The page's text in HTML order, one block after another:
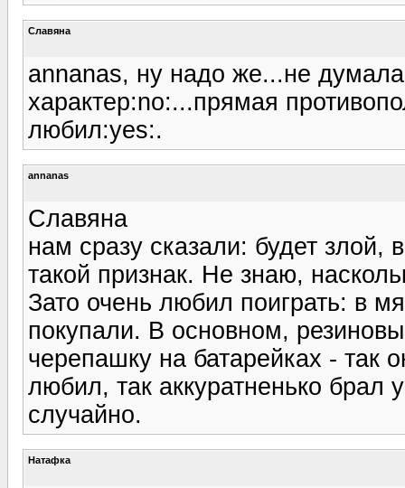
Славяна
annanas, ну надо же...не
характер:no:...прямая
любил:yes:.
annanas
Славяна
нам сразу сказали: будет злой,
такой признак. Не знаю,
Зато очень любил поиграть: в
покупали. В основном,
черепашку на батарейках -
любил, так аккуратненько брал
случайно.
Натафка